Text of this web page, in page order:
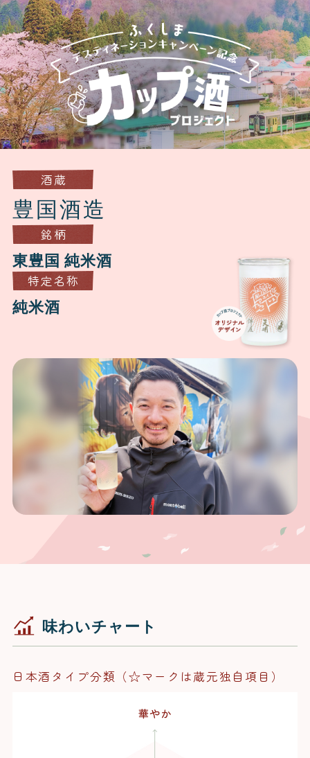
酒蔵
豊国酒造
銘柄
東豊国 純米酒
特定名称
純米酒
味わいチャート
日本酒タイプ分類（☆マークは蔵元独自項目）